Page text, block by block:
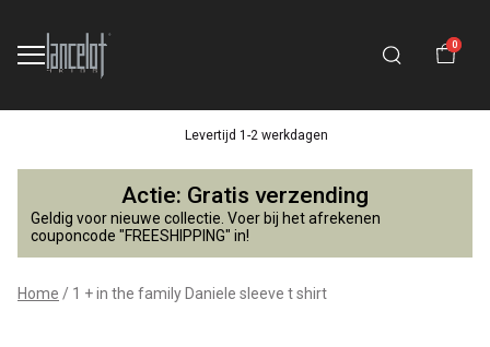
0
Levertijd 1-2 werkdagen
1
in
the
Actie: Gratis verzending
Geldig voor nieuwe collectie. Voer bij het afrekenen
couponcode "FREESHIPPING" in!
Home 1 + in the family Daniele sleeve t shirt